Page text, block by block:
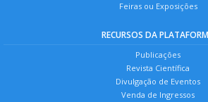
Feiras ou Exposições
RECURSOS DA
Publicações
Revista Científica
Divulgação de Eventos
Venda de Ingressos